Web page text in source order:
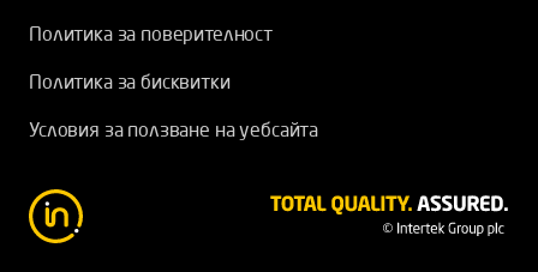
Политика за поверителност
Политика за бисквитки
Условия за ползване на уебсайта